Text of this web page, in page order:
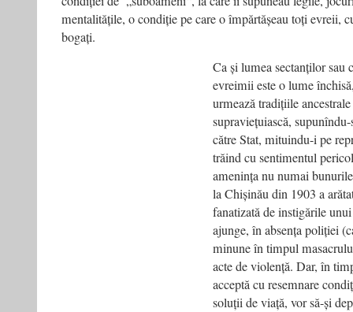
mentalitățile, o condiție pe care o împărtășeau toți evreii,
bogați.
Ca și lumea sectanților sau
evreimii este o lume
urmează tradițiile
supraviețuiască,
către Stat, mituindu-i pe
trăind cu sentimentul
amenința nu numai
la Chișinău din 1903 a
fanatizată de instigările
ajunge, în absența poliției
minune în timpul
acte de violență. Dar, în
acceptă cu resemnare
soluții de viață, vor să-și